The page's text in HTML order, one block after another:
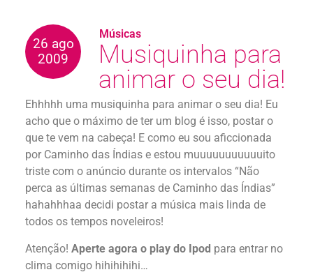
26 ago
2009
Músicas
Musiquinha para
animar o seu dia!
Ehhhhh uma musiquinha para animar o seu dia! Eu
acho que o máximo de ter um blog é isso, postar o
que te vem na cabeça! E como eu sou aficcionada
por Caminho das Índias e estou muuuuuuuuuuuito
triste com o anúncio durante os intervalos “Não
perca as últimas semanas de Caminho das Índias”
hahahhhaa decidi postar a música mais linda de
todos os tempos noveleiros!
Atenção! Aperte agora o play do Ipod para entrar no
clima comigo hihihihihi…